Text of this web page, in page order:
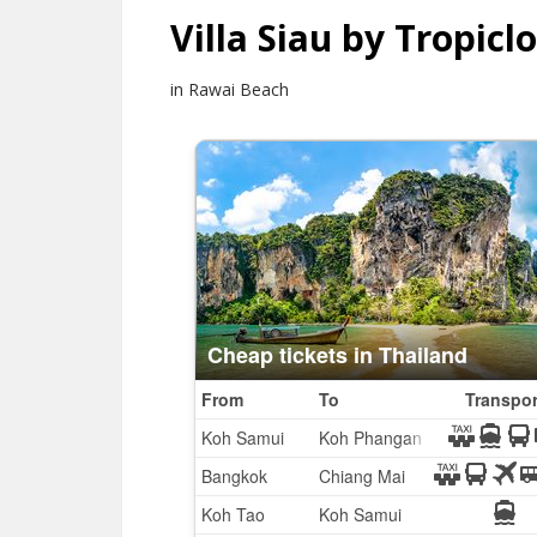
Villa Siau by
in Rawai Beach